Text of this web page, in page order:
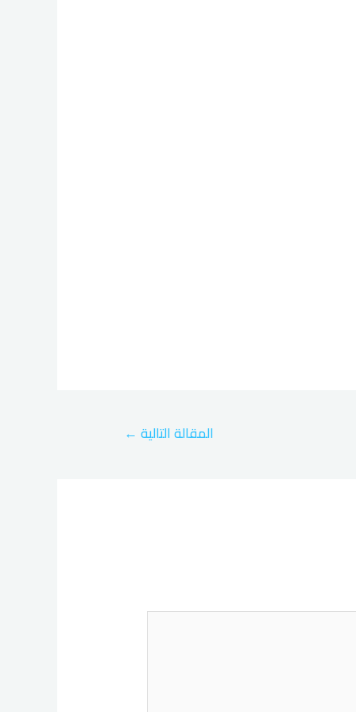
المقالة التالية ←